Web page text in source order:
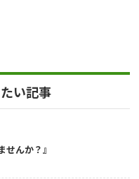
い記事
せんか？』